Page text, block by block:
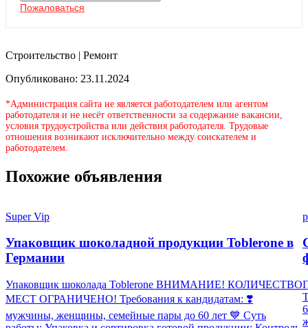
Пожаловаться
Строительство | Ремонт
Опубликовано: 23.11.2024
*Администрация сайта не является работодателем или агентом
работодателя и не несёт ответственности за содержание вакансии,
условия трудоустройства или действия работодателя. Трудовые
отношения возникают исключительно между соискателем и
работодателем.
Похожие объявления
Super Vip
Упаковщик шоколадной продукции Toblerone в
Германии
Упаковщик шоколада Toblerone ВНИМАНИЕ! КОЛИЧЕСТВО
МЕСТ ОГРАНИЧЕНО! Требования к кандидатам: ❣️
мужчины, женщины, семейные пары до 60 лет 💙 Суть